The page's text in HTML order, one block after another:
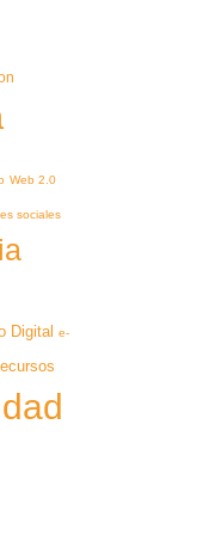
Web 2.0
sociales
Digital e-